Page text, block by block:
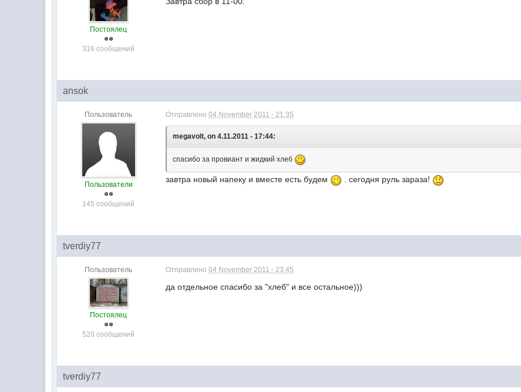
Постоялец
316 сообщений
ansok
Пользователь
Пользователи
145 сообщений
Отправлено04 November 2011 - 21:35
megavolt, on 4.11.2011 - 17:44:
спасибо за провиант и жидкий хлеб
завтра новый напеку и вместе есть будем . сегодня руль зараза!
tverdiy77
Пользователь
Постоялец
520 сообщений
Отправлено04 November 2011 - 23:45
да отдельное спасибо за "хлеб" и все остальное)))
tverdiy77